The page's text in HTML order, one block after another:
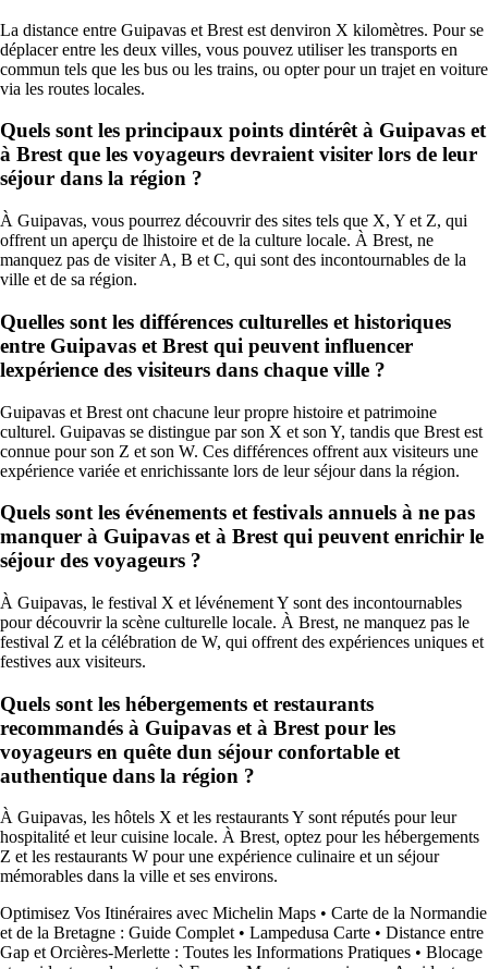
La distance entre Guipavas et Brest est denviron X kilomètres. Pour se
déplacer entre les deux villes, vous pouvez utiliser les transports en
commun tels que les bus ou les trains, ou opter pour un trajet en voiture
via les routes locales.
Quels sont les principaux points dintérêt à Guipavas et
à Brest que les voyageurs devraient visiter lors de leur
séjour dans la région ?
À Guipavas, vous pourrez découvrir des sites tels que X, Y et Z, qui
offrent un aperçu de lhistoire et de la culture locale. À Brest, ne
manquez pas de visiter A, B et C, qui sont des incontournables de la
ville et de sa région.
Quelles sont les différences culturelles et historiques
entre Guipavas et Brest qui peuvent influencer
lexpérience des visiteurs dans chaque ville ?
Guipavas et Brest ont chacune leur propre histoire et patrimoine
culturel. Guipavas se distingue par son X et son Y, tandis que Brest est
connue pour son Z et son W. Ces différences offrent aux visiteurs une
expérience variée et enrichissante lors de leur séjour dans la région.
Quels sont les événements et festivals annuels à ne pas
manquer à Guipavas et à Brest qui peuvent enrichir le
séjour des voyageurs ?
À Guipavas, le festival X et lévénement Y sont des incontournables
pour découvrir la scène culturelle locale. À Brest, ne manquez pas le
festival Z et la célébration de W, qui offrent des expériences uniques et
festives aux visiteurs.
Quels sont les hébergements et restaurants
recommandés à Guipavas et à Brest pour les
voyageurs en quête dun séjour confortable et
authentique dans la région ?
À Guipavas, les hôtels X et les restaurants Y sont réputés pour leur
hospitalité et leur cuisine locale. À Brest, optez pour les hébergements
Z et les restaurants W pour une expérience culinaire et un séjour
mémorables dans la ville et ses environs.
Optimisez Vos Itinéraires avec Michelin Maps • Carte de la Normandie
et de la Bretagne : Guide Complet • Lampedusa Carte • Distance entre
Gap et Orcières-Merlette : Toutes les Informations Pratiques • Blocage